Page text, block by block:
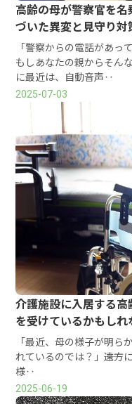
高齢の母が警察官を
づいた異変と見守り対
「警察からの電話があっ
もしあなたの親からそん
に最近は、自動音声‥
2025-07-03
介護施設に入居する
を受けているかもし
「最近、母の様子が明
れているのでは？」――遠
様‥
2025-06-19